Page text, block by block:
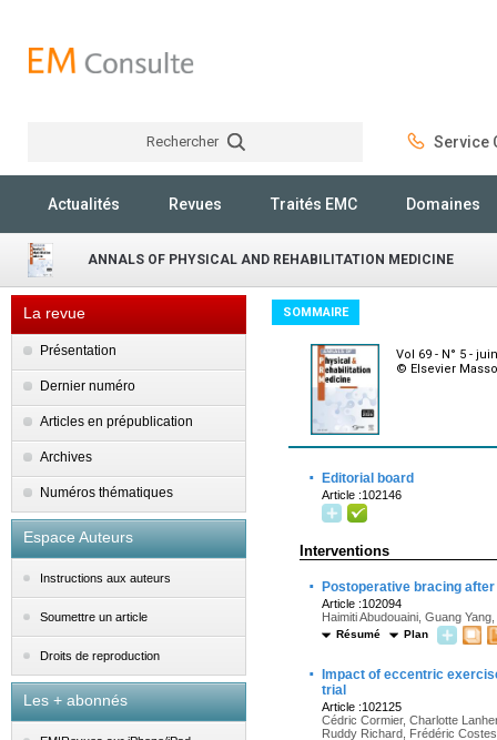
Rechercher Service
Actualités Revues Traités EMC Domaines
ANNALS OF PHYSICAL AND REHABILITATION MEDICINE
La revue
Présentation
Dernier numéro
Articles en prépublication
Archives
Numéros thématiques
Espace Auteurs
Instructions aux auteurs
Soumettre un article
Droits de reproduction
Les + abonnés
SOMMAIRE
Vol 69 - N° 5 -
© Elsevier
· Editorial board
Article :102146
Interventions
· Postoperative bracing
Article :102094
Haimiti Abudouaini, Guang
Résumé Plan
·
Impact of eccentric
trial
Article :102125
Cédric Cormier, Charlotte
Ruddy Richard, Frédéric